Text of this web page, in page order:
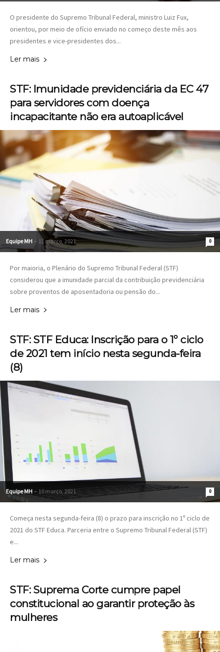
O presidente do Supremo Tribunal Federal, ministro Luiz Fux,
orientou, por meio de ofício enviado no começo deste mês aos
presidentes e vice-presidentes dos...
Ler mais
STF: Imunidade previdenciária da EC 47
para servidores com doença
incapacitante não era autoaplicável
Equipe MH - 11 março, 2021 0
Por maioria, o Plenário do Supremo Tribunal Federal (STF)
considerou que a imunidade parcial da contribuição previdenciária
sobre proventos de aposentadoria ou pensão do...
Ler mais
STF: STF Educa: Inscrição para o 1º ciclo
de 2021 tem início nesta segunda-feira
(8)
Equipe MH - 10 março, 2021 0
Começa nesta segunda-feira (8) o prazo para inscrição no 1º ciclo de
2021 do STF Educa. Parceria entre o Supremo Tribunal Federal (STF)
e...
Ler mais
STF: Suprema Corte cumpre papel
constitucional ao garantir proteção às
mulheres